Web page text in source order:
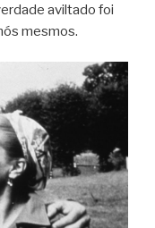
aviltado foi
mesmos.